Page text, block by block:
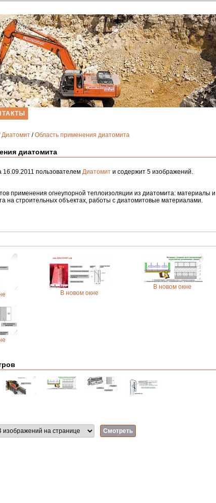
Диатомит /Область применения диатомита
диатомита
16.09.2011 пользователем Диатомит и содержит 5 изображений.
применения огнеупорной теплоизоляции из диатомита: материалы и
на строительных объектах, работы с диатомитовые материалами.
В новом окне
В новом окне